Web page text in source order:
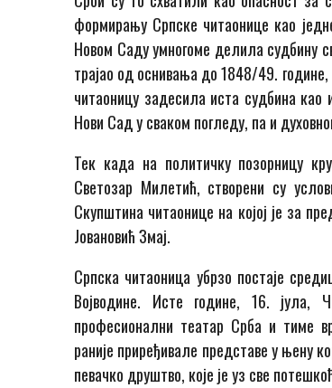
формирању Српске читаонице као
Новом Саду умногоме делила судбину
трајао од оснивања до 1848/49.
читаоницу задесила иста судбина
Нови Сад у сваком погледу, па и
Тек када на политичку позорницу
Светозар Милетић, створени су
Скупштина читаонице на којој је за
Јовановић Змај.
Српска читаоница убрзо постаје
Војводине. Исте године, 16. јула,
професионални театар Срба и тиме
раније приређивале представе у њену
певачко друштво, које је уз све